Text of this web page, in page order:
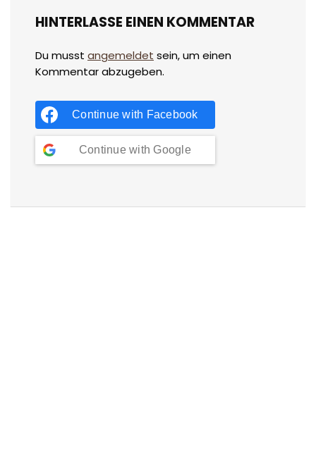
HINTERLASSE EINEN KOMMENTAR
Du musst angemeldet sein, um einen
Kommentar abzugeben.
Continue with Facebook
Continue with Google